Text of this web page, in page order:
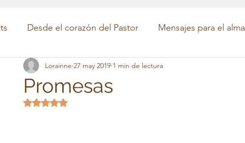
Desde el corazón del Pastor Mensajes para el alma
para el alma Testimonios
Promesas
Lorainne 27 may 2019 1 min de lectura
Obtuvo NaN de 5 estrellas.